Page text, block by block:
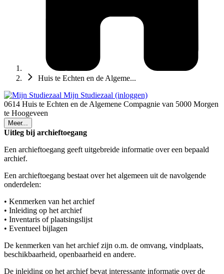
Huis te Echten en de Algeme...
Mijn Studiezaal (inloggen)
0614 Huis te Echten en de Algemene Compagnie van 5000 Morgen
te Hoogeveen
Meer...
Uitleg bij archieftoegang
Een archieftoegang geeft uitgebreide informatie over een bepaald
archief.
Een archieftoegang bestaat over het algemeen uit de navolgende
onderdelen:
• Kenmerken van het archief
• Inleiding op het archief
• Inventaris of plaatsingslijst
• Eventueel bijlagen
De kenmerken van het archief zijn o.m. de omvang, vindplaats,
beschikbaarheid, openbaarheid en andere.
De inleiding op het archief bevat interessante informatie over de